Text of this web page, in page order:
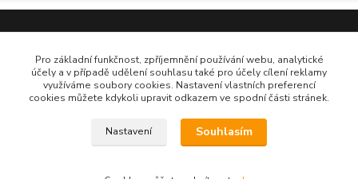
Pro základní funkčnost, zpříjemnění používání webu, analytické
účely a v případě udělení souhlasu také pro účely cílení reklamy
využíváme soubory cookies. Nastavení vlastních preferencí
cookies můžete kdykoli upravit odkazem ve spodní části stránek.
Nastavení Souhlasím